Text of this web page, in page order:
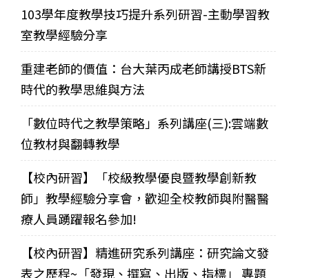
103學年度教學技巧提升系列研習-主動學習教
室教學經驗分享
重建老師的價值：台大葉丙成老師講授BTS新
時代的教學思維與方法
「數位時代之教學策略」系列講座(三):雲端數
位教材與翻轉教學
【校內研習】「校級教學優良暨教學創新教
師」教學經驗分享會，歡迎全校教師與附醫醫
療人員踴躍報名參加!
【校內研習】精進研究系列講座：研究論文發
表之歷程~「發現、撰寫、出版、指標」 專題